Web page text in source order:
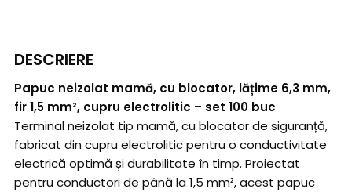
DESCRIERE
Papuc neizolat mamă, cu blocator, lățime 6,3 mm,
fir 1,5 mm², cupru electrolitic – set 100 buc
Terminal neizolat tip mamă, cu blocator de siguranță,
fabricat din cupru electrolitic pentru o conductivitate
electrică optimă și durabilitate în timp. Proiectat
pentru conductori de până la 1,5 mm², acest papuc